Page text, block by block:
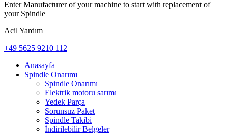
Enter Manufacturer of your machine to start with replacement of
your Spindle
Acil Yardım
+49 5625 9210 112
Anasayfa
Spindle Onarımı
Spindle Onarımı
Elektrik motoru sarımı
Yedek Parça
Sorunsuz Paket
Spindle Takibi
İndirilebilir Belgeler